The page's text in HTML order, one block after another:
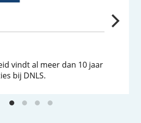
vindt al meer dan 10 jaar
bij DNLS.